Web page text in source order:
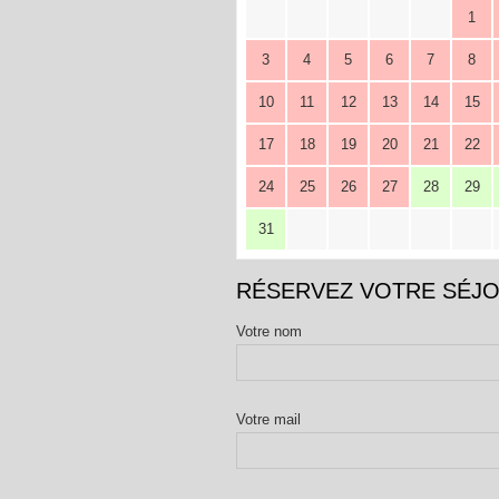
1
3 4 5 6 7 8
10 11 12 13 14 15
17 18 19 20 21 22
24 25 26 27 28 29
31
RÉSERVEZ VOTRE
Votre nom
Votre mail